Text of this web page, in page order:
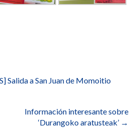
Salida a San Juan de Momoitio
Información interesante sobre
‘Durangoko aratusteak’ →